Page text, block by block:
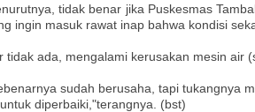
tidak benar jika Puskesmas
ingin masuk rawat inap bahwa kondisi
tidak ada, mengalami kerusakan mesin air
sudah berusaha, tapi tukangnya
diperbaiki,"terangnya. (bst)